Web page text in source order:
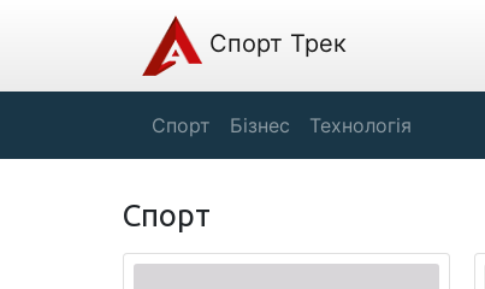
Спорт Трек
Спорт Бізнес Технологія
Спорт